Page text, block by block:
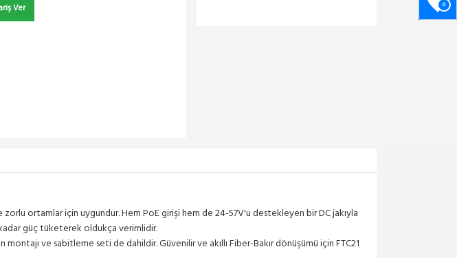
0
Ver
zorlu ortamlar için uygundur. Hem PoE girişi hem de 24-57V'u destekleyen bir DC jakıyla
güç tüketerek oldukça verimlidir.
ve sabitleme seti de dahildir. Güvenilir ve akıllı Fiber-Bakır dönüşümü için FTC21